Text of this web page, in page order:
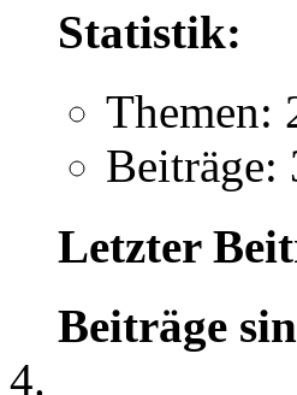
Statistik:
Themen:
Beiträge:
Letzter
Beiträge